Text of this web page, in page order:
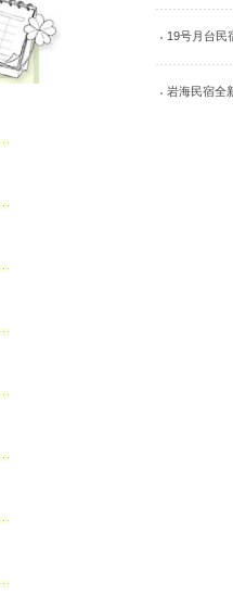
19号月台民
岩海民宿全